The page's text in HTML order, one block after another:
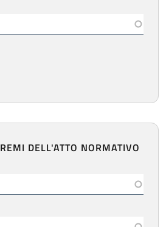
DELL'ATTO NORMATIVO